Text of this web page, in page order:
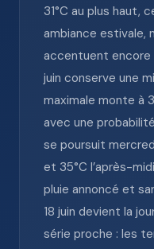
31°C au plus haut,
ambiance estivale,
accentuent encore
juin conserve une
maximale monte à
avec une
se poursuit
et 35°C l’après-
pluie annoncé et
18 juin devient la
série proche : les